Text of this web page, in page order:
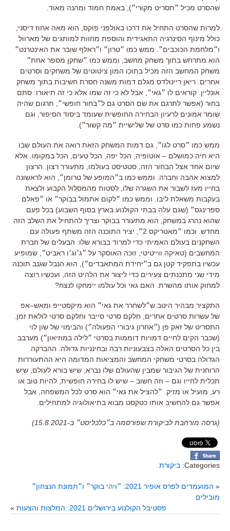
שהסרט מכיל ״תסריט מקורי״) באמת חמוד ומהנה מאוד
למרות שהסרט התחיל את דרכו באולפני פוקס הוא מאה אחוז דיסני
כולל מינוף הסינרגיה התאגידית והוספת מחוות למותגים של מארוול
ו״מלחמת הכוכבים״
ממש כמו ״טרון״ ו״ראלף שובר את האינטרנט״
הוא מתרחש בתוך משחק מחשב וממש כמו ״שחקן מספר אחת״
משחק המחשב הזה מכיל בתוכו המון ציטוטים של משחקים וסרטים
אחרים ריאן ריינולדס מגלם דמות משנה חסרת חשיבות בתוך משחק
אונליין קוראים לו ״גאי״ אבל לא כי זה שמו אלא כי זה תיאורו: סתם
בחור (אפשר לתרגם את שם הסרט גם ל״בחור חופשי״
תרגום שהיה
שומר אמונים לרעיון הבחירה החופשית שעומד ביסוד הסיפור, וגם
נשמע פחות כמו סרט של שלישיית ״מה קשור״).
ממש כמו ״סרט לגו״ גם דמות המשחק הזאת רואה את העולם שבו
היא חיה כמושלם – אוטופיה הכל יפה הכל טעים הכל במקומו
אלא
שיום אחד אצל הבחור הזה סטטיסט בעולמו מתעורר רצון
הרצון
למצוא אהבה וחברה
וממש כמו ב״המופע של טרומן״
הוא לראשונה
בחייו מעז לשבור את השגרה שלו לסטות מהמסלול הקבוע ולצאת
בעקבות משאלת ליבו
וממש כמו ״לקום אתמול בבוקר״ או ״פאלם
ספרינגס״ (שגם עלה בבתי הקולנוע בארץ בסוף השבוע) בכל פעם
שהוא נהרג במשחק הוא מתעורר בבוקר וצריך להתחיל את השלב הזה
מחדש וכמו ״מאטריקס 2״
יציר התוכנה הזה משתף פעולה עם
השחקנים בעולם האמיתי כדי למרוד בבורא שלו: הבעלים של חברת
המחשבים (טאיקה ווייטיטי זוכה האוסקר על ״ג׳וג׳ו ראביט״ שמופיע
עכשיו בתפקיד קטן גם ב״יחידת המתאבדים״), הוא הנבל שגנב תוכנה
מידי שני מתכנתים צעירים כדי ליצור את הלהיט הזה
ועכשיו רוצה
למחוק אותו מהשרת האם גאי וכל עולמו יימחקו לנצח?
התקציר מבהיר היטב ש״לשחרר את גאי״ הוא מיקסטייפ ומאש–אפ
של עשרות סרטים אחרים
חלקם סרטי סייבר וחלקם סרטי לולאת זמן
התסריט של זאק פן (״אחרון גיבורי הפעולה״) והבימוי של שון לוי
(שכבר הקים לחיים דמויות דוממות בסרטי ״לילה במוזיאון״) מערבב
בין כל הסרטים האלה בצבעוניות רבה ובחינניות גדולה
ההברקה
הגדולה בסרטי משחקי המחשב והמציאות המדומה היא ההתעוררות
הרוחנית של הגיבור שמבין שהעולם שלו נברא שיש בורא לעולם שיש
תכלית לחייו וגם – וזה חשוב – שיש לו בחירה חופשית להיות טוב או
רע מועיל או מזיק ״להציל את גאי״ הוא סרט לכל המשפחה
אבל
אפשר גם להחשיב אותו כטקסט מבוא בתיאולוגיה למתחילים
(גרסה מורחבת לביקורת שפורסמה ב״כלכליסט״ ב-15.8.2021)
Categories: ביקורת
«
המועמדים לפרס אופיר 2021: ״ויהי בוקר״ ו״תמונת הנצחון״
מובילים
פסטיבל הקולנוע בירושלים 2021: המלצות והצעות
»